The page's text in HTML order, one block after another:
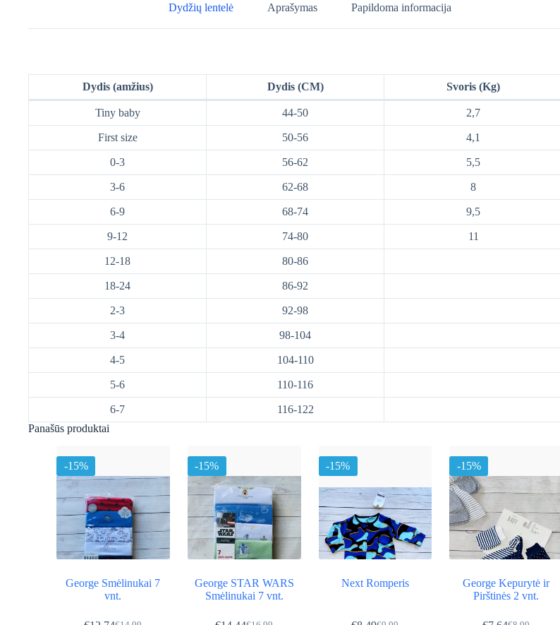
Dydžių lentelė Aprašymas Papildoma informacija
Dydis (amžius) Dydis (CM) Svoris (Kg)
Tiny baby 44-50 2,7
First size 50-56 4,1
0-3 56-62 5,5
3-6 62-68 8
6-9 68-74 9,5
9-12 74-80 11
12-18 80-86
18-24 86-92
2-3 92-98
3-4 98-104
4-5 104-110
5-6 110-116
6-7
116-122
Panašūs produktai
-15%
George Smėlinukai 7
vnt.
-15%
George STAR WARS
Smėlinukai 7 vnt.
-15%
Next Romperis
-15%
George Kepurytė ir
Pirštinės 2 vnt.